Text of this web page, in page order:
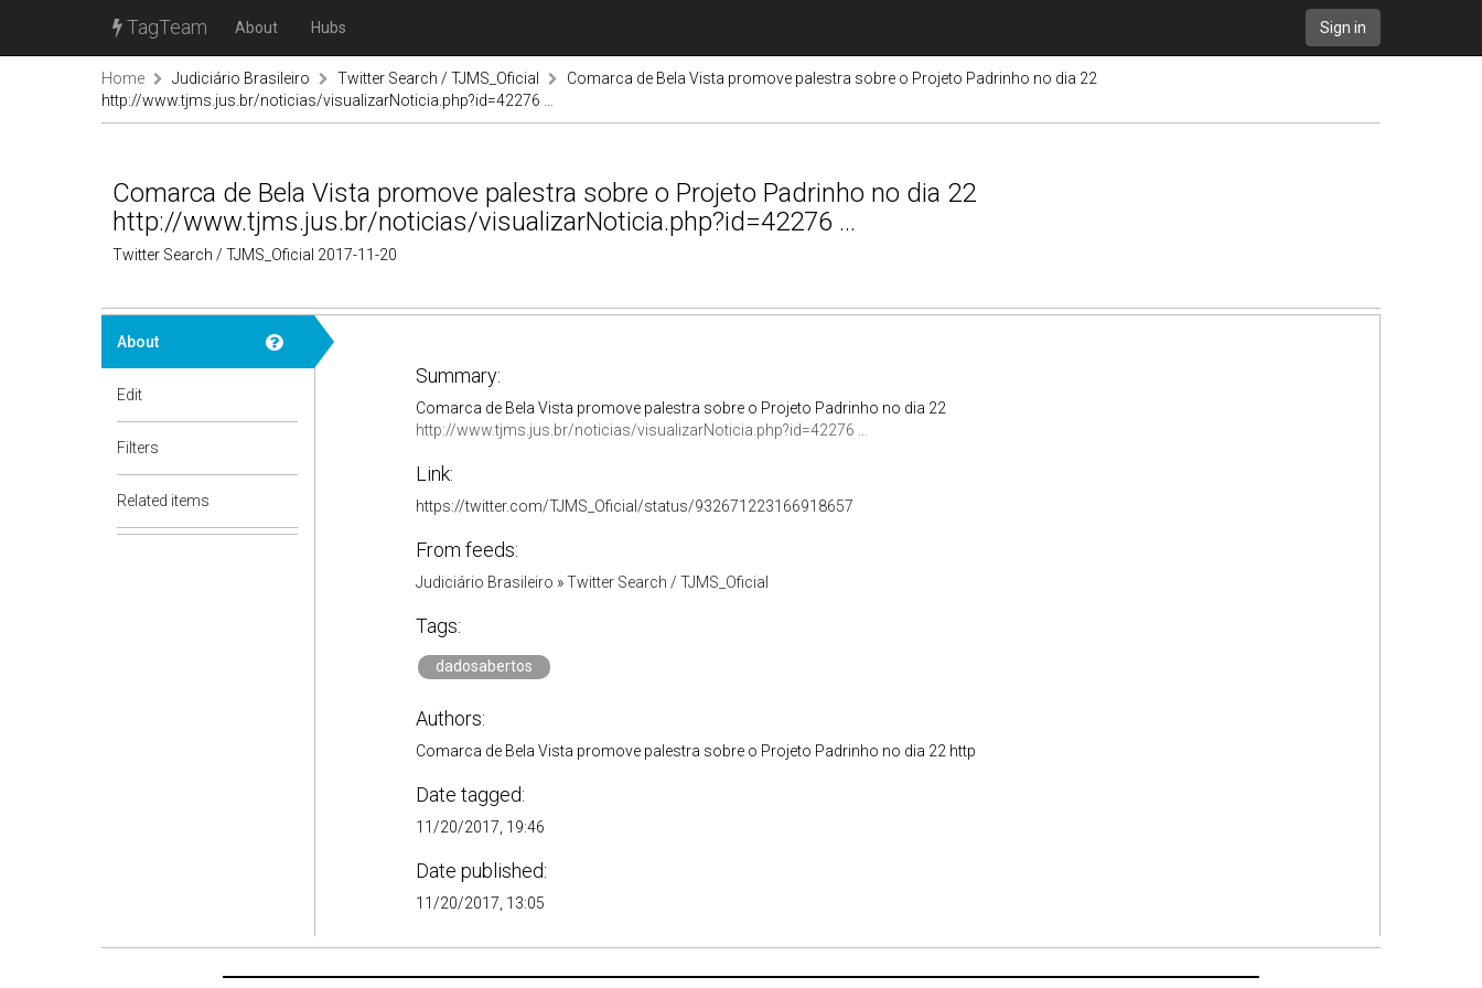
TagTeam About Hubs Sign in
Home Judiciário Brasileiro Twitter Search / TJMS_Oficial
Comarca de Bela Vista promove palestra sobre o Projeto Padrinho no dia 22
http://www.tjms.jus.br/noticias/visualizarNoticia.php?id=42276 …
Comarca de Bela Vista promove palestra sobre o Projeto Padrinho no dia 22
http://www.tjms.jus.br/noticias/visualizarNoticia.php?id=42276 …
Twitter Search / TJMS_Oficial 2017-11-20
About
Edit
Filters
Related items
Summary:
Comarca de Bela Vista promove palestra sobre o Projeto Padrinho no dia 22
http://www.tjms.jus.br/noticias/visualizarNoticia.php?id=42276 …
Link:
https://twitter.com/TJMS_Oficial/status/932671223166918657
From feeds:
Judiciário Brasileiro »Twitter Search / TJMS_Oficial
Tags:
dadosabertos
Authors:
Comarca de Bela Vista promove palestra sobre o Projeto Padrinho no dia 22 http
Date tagged:
11/20/2017, 19:46
Date published:
11/20/2017, 13:05